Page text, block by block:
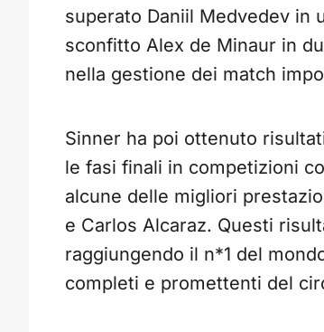
superato Daniil Medvedev in
sconfitto Alex de Minaur in
nella gestione dei match
Sinner ha poi ottenuto
le fasi finali in competizioni
alcune delle migliori
e Carlos Alcaraz. Questi
raggiungendo il n*1 del
completi e promettenti del